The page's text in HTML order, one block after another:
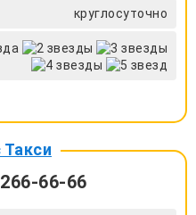
круглосуточно
66-66